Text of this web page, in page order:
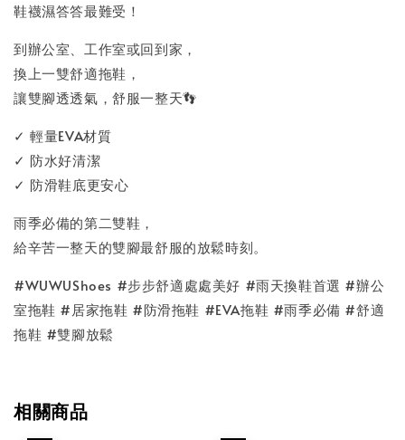
鞋襪濕答答最難受！
到辦公室、工作室或回到家，
換上一雙舒適拖鞋，
讓雙腳透透氣，舒服一整天👣
✓ 輕量EVA材質
✓ 防水好清潔
✓ 防滑鞋底更安心
雨季必備的第二雙鞋，
給辛苦一整天的雙腳最舒服的放鬆時刻。
#WUWUShoes #步步舒適處處美好 #雨天換鞋首選 #辦公
室拖鞋 #居家拖鞋 #防滑拖鞋 #EVA拖鞋 #雨季必備 #舒適
拖鞋 #雙腳放鬆
相關商品